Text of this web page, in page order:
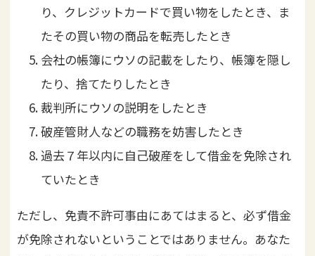
り、クレジットカードで買い物をしたとき、ま
たその買い物の商品を転売したとき
会社の帳簿にウソの記載をしたり、帳簿を隠し
たり、捨てたりしたとき
裁判所にウソの説明をしたとき
破産管財人などの職務を妨害したとき
過去７年以内に自己破産をして借金を免除され
ていたとき
ただし、免責不許可事由にあてはまると、必ず借金
が免除されないということではありません。あなた